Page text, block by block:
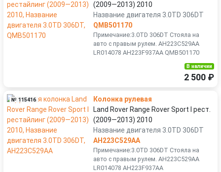
(2009—2013) 2010
Название двигателя 3.0TD 306DT
QMB501170
Примечание:3.0TD 306DT Стояла на
авто с правым рулем. AH223C529AA
LR014078 AH223F937AA QMB501170
В наличии
2 500 ₽
№ 115416
Колонка рулевая
Land Rover Range Rover Sport I рест.
(2009—2013) 2010
Название двигателя 3.0TD 306DT
AH223C529AA
Примечание:3.0TD 306DT Стояла на
авто с правым рулем. AH223C529AA
LR014078 AH223F937AA